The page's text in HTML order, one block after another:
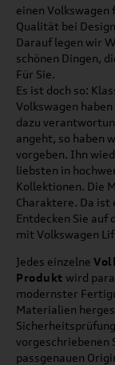
einen Volkswagen
Qualität bei
Darauf legen wir
schönen Dingen,
Für Sie.
Es ist doch so:
Volkswagen
dazu
angeht, so haben
vorgeben. Ihn
liebsten in
Kollektionen. Die
Charaktere. Da ist
Entdecken Sie auf
mit Volkswagen
Jedes einzelne
Produkt wird
modernster
Materialien
vorgeschriebenen
passgenauen